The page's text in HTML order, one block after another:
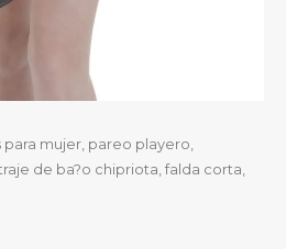
para mujer, pareo playero,
de ba?o chipriota, falda corta,